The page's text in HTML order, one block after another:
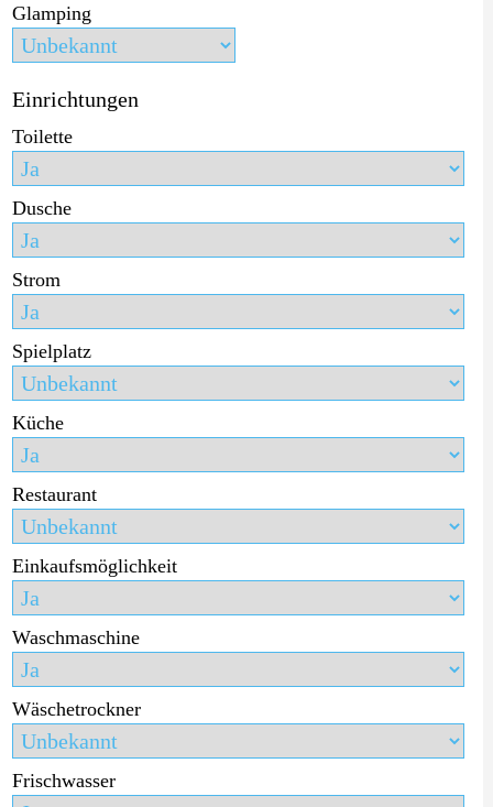
Glamping
Einrichtungen
Toilette
Dusche
Strom
Spielplatz
Küche
Restaurant
Einkaufsmöglichkeit
Waschmaschine
Wäschetrockner
Frischwasser